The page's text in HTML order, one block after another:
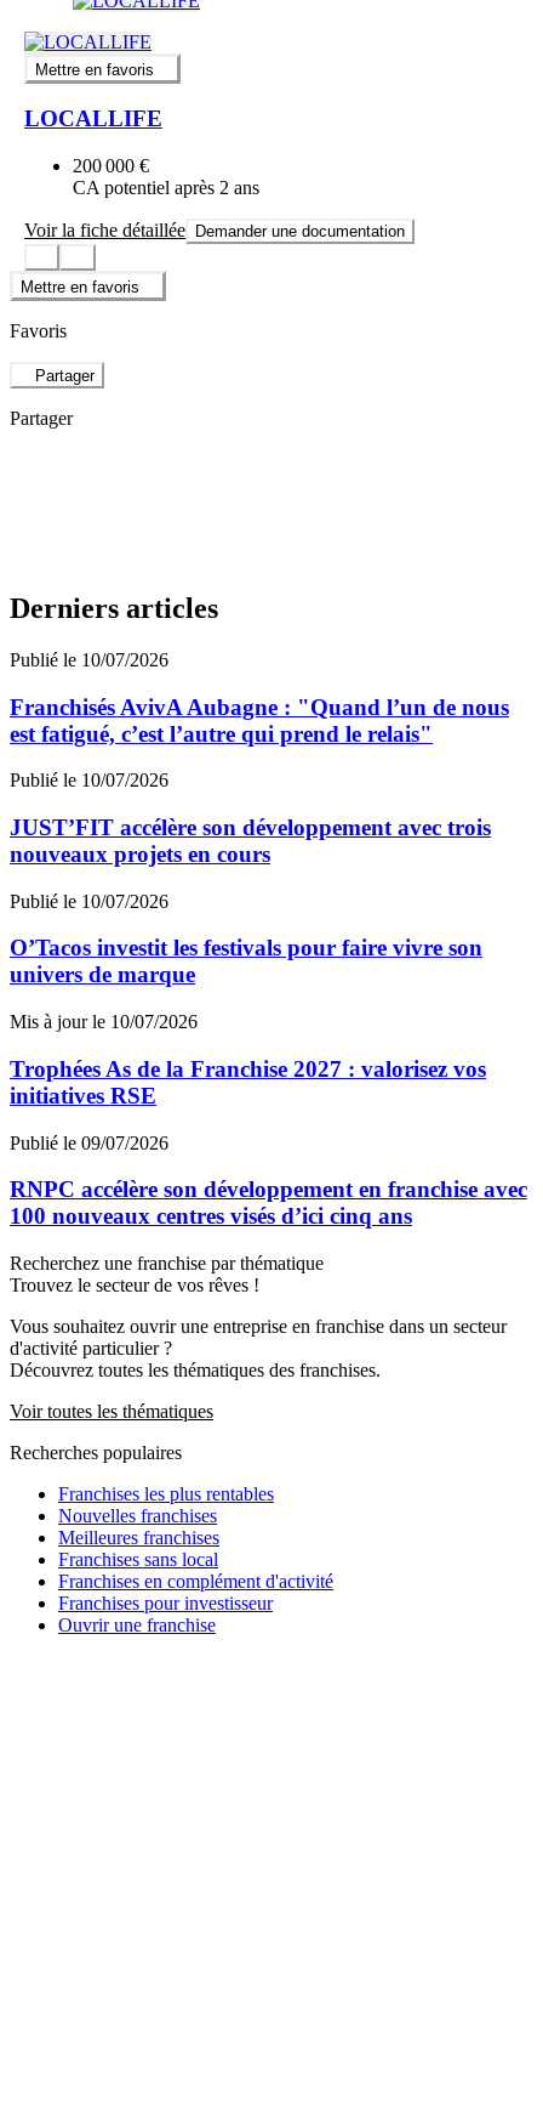
Mettre en favoris
LOCALLIFE
200 000 €
CA potentiel après 2 ans
Voir la fiche détaillée Demander une documentation
Mettre en favoris
Favoris
Partager
Partager
Derniers articles
Publié le 10/07/2026
Franchisés AvivA Aubagne : "Quand l’un de nous
est fatigué, c’est l’autre qui prend le relais"
Publié le 10/07/2026
JUST’FIT accélère son développement avec trois
nouveaux projets en cours
Publié le 10/07/2026
O’Tacos investit les festivals pour faire vivre son
univers de marque
Mis à jour le 10/07/2026
Trophées As de la Franchise 2027 : valorisez vos
initiatives RSE
Publié le 09/07/2026
RNPC accélère son développement en franchise avec
100 nouveaux centres visés d’ici cinq ans
Recherchez une franchise par thématique
Trouvez le secteur de vos rêves !
Vous souhaitez ouvrir une entreprise en franchise dans un secteur
d'activité particulier ?
Découvrez toutes les thématiques des franchises.
Voir toutes les thématiques
Recherches populaires
Franchises les plus rentables
Nouvelles franchises
Meilleures franchises
Franchises sans local
Franchises en complément d'activité
Franchises pour investisseur
Ouvrir une franchise